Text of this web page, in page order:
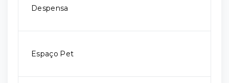
Despensa
Espaço Pet